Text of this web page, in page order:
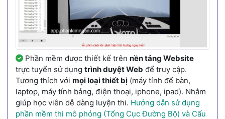
Phần mềm được thiết kế trên nền tảng Website
trực tuyến sử dụng trình duyệt Web để truy cập.
Tương thích với mọi loại thiết bị (máy tính để bàn,
laptop, máy tính bảng, điện thoại, iphone, ipad). Nhằm
giúp học viên dễ dàng luyện thi. Hướng dẫn sử dụng
phần mềm thi mô phỏng (Tổng Cục Đường Bộ) và Cấu